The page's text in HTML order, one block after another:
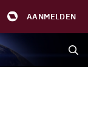
AANMELDEN